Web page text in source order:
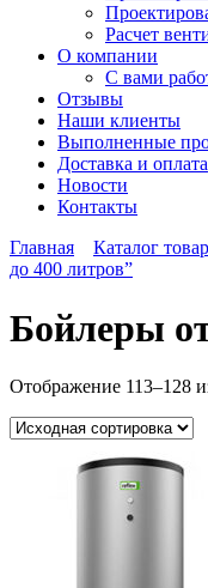
Расчет
О компании
С вами
Отзывы
Наши клиенты
Выполненные
Доставка и оплата
Новости
Контакты
Главная
Каталог
до 400 литров”
Бойлеры
Отображение 113–128